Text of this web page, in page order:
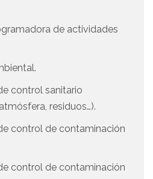
de actividades
control sanitario
residuos…).
control de contaminación
control de contaminación